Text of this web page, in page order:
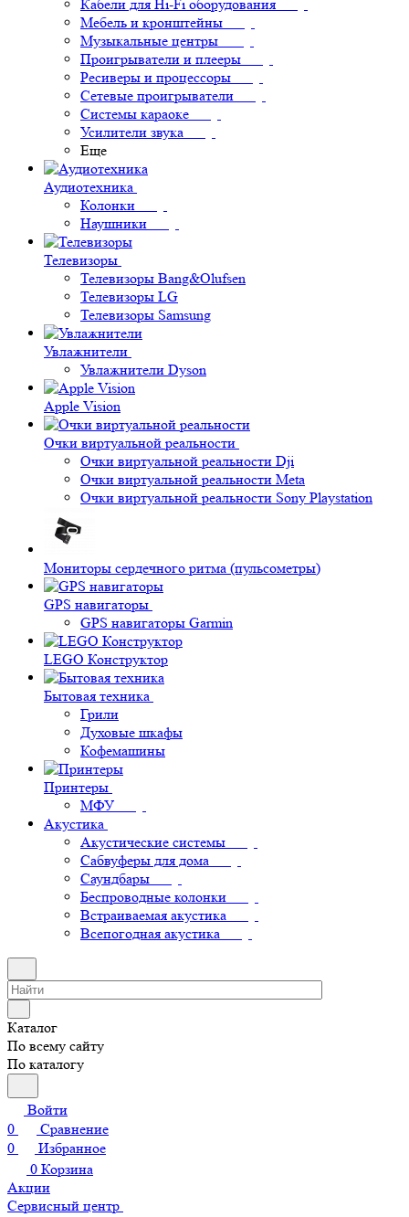
Кабели для Hi-Fi оборудования
Мебель и кронштейны
Музыкальные центры
Проигрыватели и плееры
Ресиверы и процессоры
Сетевые проигрыватели
Системы караоке
Усилители звука
Еще
Аудиотехника
Колонки
Наушники
Телевизоры
Телевизоры Bang&Olufsen
Телевизоры LG
Телевизоры Samsung
Увлажнители
Увлажнители Dyson
Apple Vision
Очки виртуальной реальности
Очки виртуальной реальности Dji
Очки виртуальной реальности Meta
Очки виртуальной реальности Sony Playstation
Мониторы сердечного ритма (пульсометры)
GPS навигаторы
GPS навигаторы Garmin
LEGO Конструктор
Бытовая техника
Грили
Духовые шкафы
Кофемашины
Принтеры
МФУ
Акустика
Акустические системы
Сабвуферы для дома
Саундбары
Беспроводные колонки
Встраиваемая акустика
Всепогодная акустика
Каталог
По всему сайту
По каталогу
Войти
0
Сравнение
0
Избранное
0 Корзина
Акции
Сервисный центр